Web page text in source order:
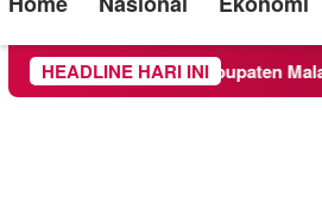
HEADLINE HARI INI
Kabupaten Malang, Kepala